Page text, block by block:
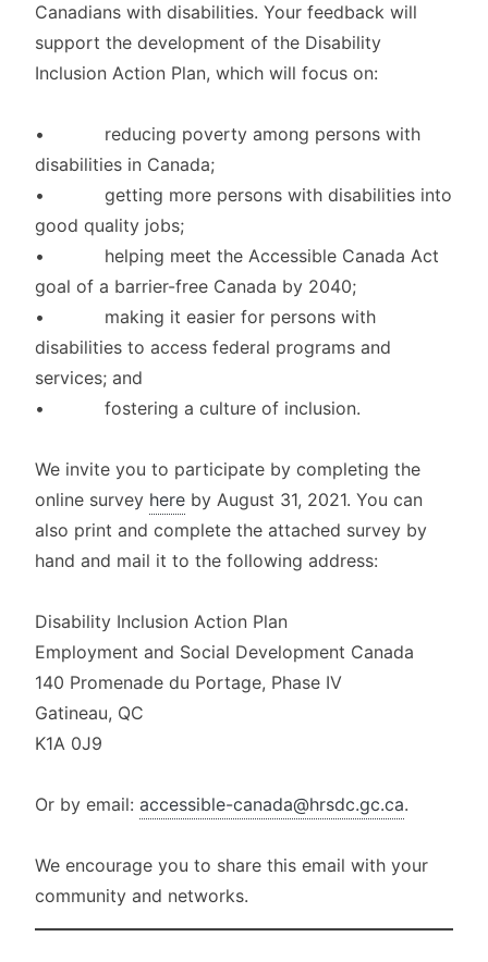
Canadians with disabilities. Your feedback will
support the development of the Disability
Inclusion Action Plan, which will focus on:
• reducing poverty among persons with
disabilities in Canada;
• getting more persons with disabilities into
good quality jobs;
• helping meet the Accessible Canada Act
goal of a barrier-free Canada by 2040;
• making it easier for persons with
disabilities to access federal programs and
services; and
• fostering a culture of inclusion.
We invite you to participate by completing the
online survey here by August 31, 2021. You can
also print and complete the attached survey by
hand and mail it to the following address:
Disability Inclusion Action Plan
Employment and Social Development Canada
140 Promenade du Portage, Phase IV
Gatineau, QC
K1A 0J9
Or by email: accessible-canada@hrsdc.gc.ca.
We encourage you to share this email with your
community and networks.